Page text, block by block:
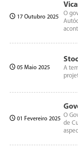
17 Outubro 2025
O
05 Maio 2025
A
01 Fevereiro 2025
O
de